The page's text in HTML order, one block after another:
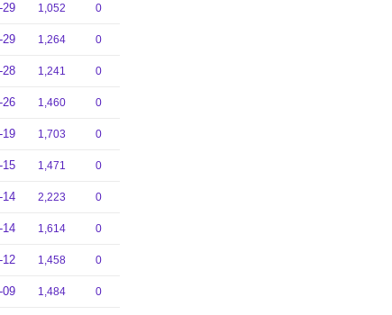
29 1,052 0
29 1,264 0
28 1,241 0
26 1,460 0
19 1,703 0
15 1,471 0
14 2,223 0
14 1,614 0
12 1,458 0
09 1,484 0